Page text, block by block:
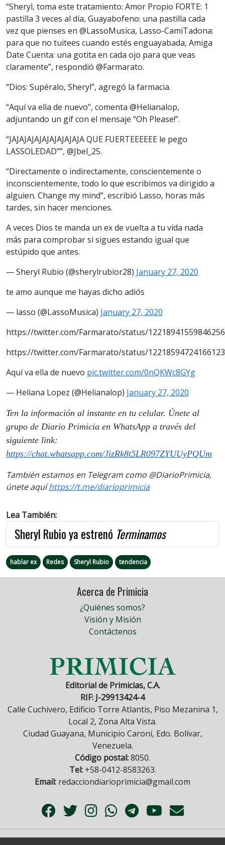
“Sheryl, toma este tratamiento: Amor Propio FORTE: 1
pastilla 3 veces al día, Guayabofeno: una pastilla cada
vez que pienses en @LassoMusica, Lasso-CamiTadona:
para que no tuitees cuando estés enguayabada, Amiga
Date Cuenta: una gotita en cada ojo para que veas
claramente”, respondió @Farmarato.
“Dios: Supéralo, Sheryl”, agregó la farmacia.
“Aquí va ella de nuevo”, comenta @Helianalop,
adjuntando un gif con el mensaje “Oh Please!”.
“JAJAJAJAJAJAJAJAJAJA QUE FUERTEEEEEE le pego
LASSOLEDAD””, @Jbel_25.
“Directamente o indirectamente, conscientemente o
inconscientemente, todo lo que escribimos va dirigido a
alguien. Change my mind”, escribió Lasso, horas más
tardes, sin hacer menciones.
A veces Dios te manda un ex de vuelta a tu vida nada
más para comprobar si sigues estando igual que
estúpido que antes.
— Sheryl Rubio (@sherylrubior28) January 27, 2020
te amo aunque me hayas dicho adiós
— lasso (@LassoMusica) January 27, 2020
https://twitter.com/Farmarato/status/
https://twitter.com/Farmarato/status/
Aquí va ella de nuevo pic.twitter.com/0nQKWc8GYg
— Heliana Lopez (@Helianalop) January 27, 2020
Ten la información al instante en tu celular. Únete al
grupo de Diario Primicia en WhatsApp a través del
siguiente link:
https://chat.whatsapp.com/JizRk8t5LR097ZYUUyPQUm
También estamos en Telegram como @DiarioPrimicia,
únete aquíhttps://t.me/diarioprimicia
Lea También:
Sheryl Rubio ya estrenó Terminamos
hablar ex Redes Sheryl Rubio tendencia
Acerca de Primicia
¿Quiénes somos?
Visión y Misión
Contáctenos
Editorial de Primicias, C.A.
RIF: J-29913424-4
Calle Cuchivero, Edificio Torre Atlantis, Piso Mezanina 1,
Local 2, Zona Alta Vista.
Ciudad Guayana, Municipio Caroní, Edo. Bolívar,
Venezuela.
Código postal:8050.
Tel:+58-0412-8583263.
Email: redacciondiarioprimicia@gmail.com